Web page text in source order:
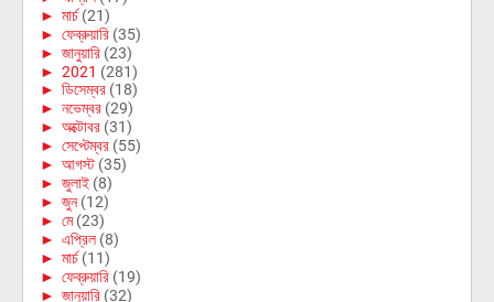
► মার্চ (21)
► ফেব্রুয়ারি (35)
► জানুয়ারি (23)
► 2021 (281)
► ডিসেম্বর (18)
► নভেম্বর (29)
► অক্টোবর (31)
► সেপ্টেম্বর (55)
► আগস্ট (35)
► জুলাই (8)
► জুন (12)
► মে (23)
► এপ্রিল (8)
► মার্চ (11)
► ফেব্রুয়ারি (19)
► জানুয়ারি (32)